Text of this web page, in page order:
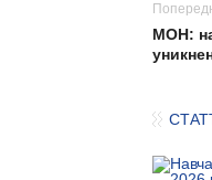
МОН: